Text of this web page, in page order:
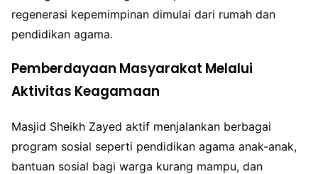
regenerasi kepemimpinan dimulai dari rumah dan
pendidikan agama.
Pemberdayaan Masyarakat Melalui
Aktivitas Keagamaan
Masjid Sheikh Zayed aktif menjalankan berbagai
program sosial seperti pendidikan agama anak-anak,
bantuan sosial bagi warga kurang mampu, dan